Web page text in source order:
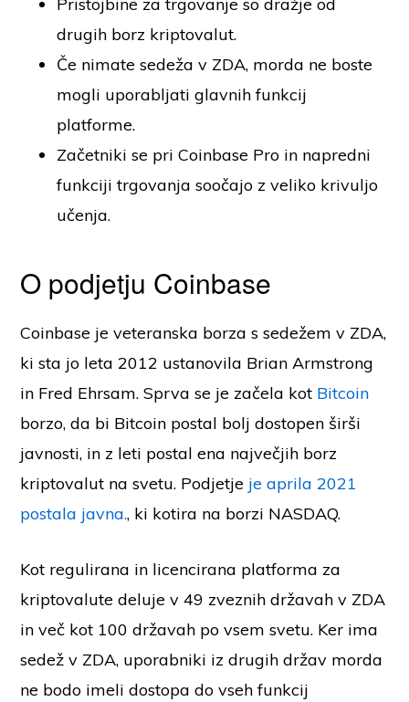
Pristojbine za trgovanje so dražje od
drugih borz kriptovalut.
Če nimate sedeža v ZDA, morda ne boste
mogli uporabljati glavnih funkcij
platforme.
Začetniki se pri Coinbase Pro in napredni
funkciji trgovanja soočajo z veliko krivuljo
učenja.
O podjetju Coinbase
Coinbase je veteranska borza s sedežem v ZDA,
ki sta jo leta 2012 ustanovila Brian Armstrong
in Fred Ehrsam. Sprva se je začela kot Bitcoin
borzo, da bi Bitcoin postal bolj dostopen širši
javnosti, in z leti postal ena največjih borz
kriptovalut na svetu. Podjetje je aprila 2021
postala javna., ki kotira na borzi NASDAQ.
Kot regulirana in licencirana platforma za
kriptovalute deluje v 49 zveznih državah v ZDA
in več kot 100 državah po vsem svetu. Ker ima
sedež v ZDA, uporabniki iz drugih držav morda
ne bodo imeli dostopa do vseh funkcij